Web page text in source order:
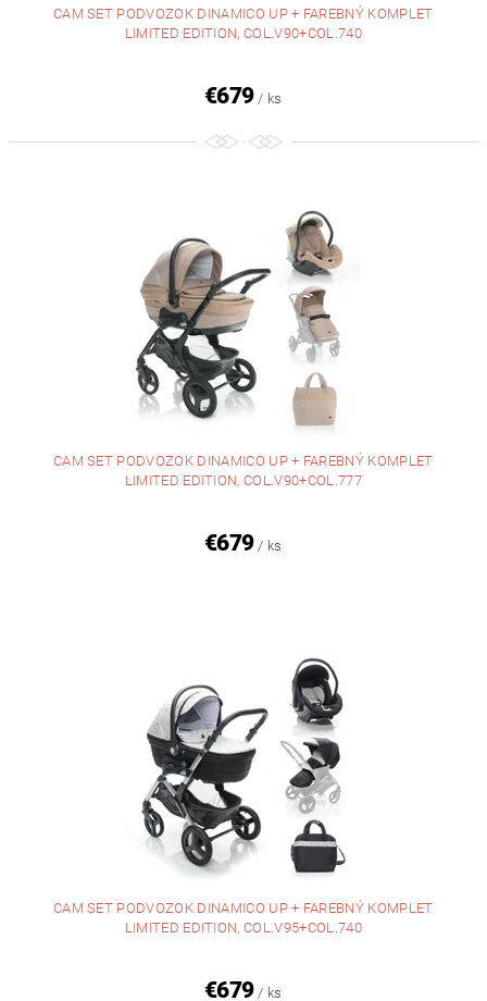
CAM SET PODVOZOK DINAMICO UP + FAREBNÝ KOMPLET
LIMITED EDITION, COL.V90+COL.740
€679 / ks
CAM SET PODVOZOK DINAMICO UP + FAREBNÝ KOMPLET
LIMITED EDITION, COL.V90+COL.777
€679 / ks
CAM SET PODVOZOK DINAMICO UP + FAREBNÝ KOMPLET
LIMITED EDITION, COL.V95+COL.740
€679 / ks